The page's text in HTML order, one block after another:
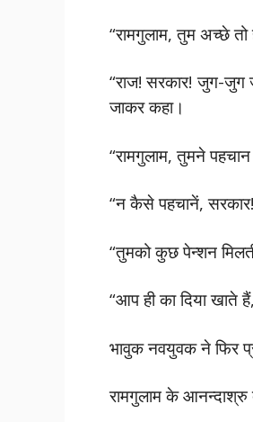
“रामगुलाम, तुम अच्छे तो
“राज! सरकार! जुग-जुग
जाकर कहा।
“रामगुलाम, तुमने पहचान
“न कैसे पहचानें,
“तुमको कुछ पेन्शन
“आप ही का दिया खाते
भावुक नवयुवक ने फिर
रामगुलाम के